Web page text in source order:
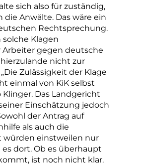
sich also für zuständig,
die Anwälte. Das wäre ein
Rechtsprechung.
Klagen
Arbeiter gegen deutsche
nicht zur
Zulässigkeit der Klage
einmal von KiK selbst
Klinger. Das Landgericht
Einschätzung jedoch
der Antrag auf
als auch die
würden einstweilen nur
dort. Ob es überhaupt
ist noch nicht klar.